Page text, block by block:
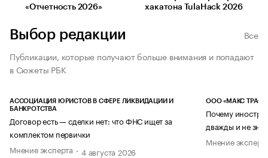
«Отчетность 2026»
хакатона TulaHack 2026
Выбор редакции
Все
Публикации, которые получают больше внимания и попадают
в Сюжеты РБК
АССОЦИАЦИЯ ЮРИСТОВ В СФЕРЕ ЛИКВИДАЦИИ И
БАНКРОТСТВА
Договор есть — сделки нет: что ФНС ищет за
комплектом первички
Мнение эксперта
4 августа 2026
ООО «МАКС ТРАСТ»
Почему
дважды и не
Мнение